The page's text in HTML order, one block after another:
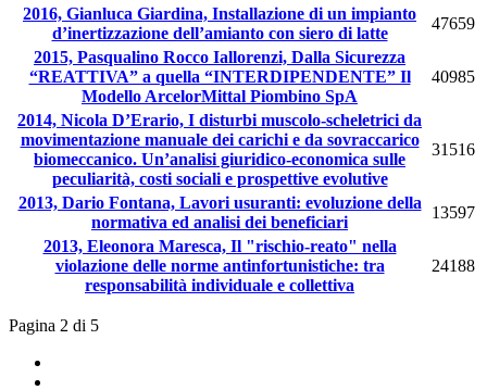
2016, Gianluca Giardina, Installazione di un impianto
d’inertizzazione dell’amianto con siero di latte
47659
2015, Pasqualino Rocco Iallorenzi, Dalla Sicurezza
“REATTIVA” a quella “INTERDIPENDENTE” Il
Modello ArcelorMittal Piombino SpA
40985
2014, Nicola D’Erario, I disturbi muscolo-scheletrici da
movimentazione manuale dei carichi e da sovraccarico
biomeccanico. Un’analisi giuridico-economica sulle
peculiarità, costi sociali e prospettive evolutive
31516
2013, Dario Fontana, Lavori usuranti: evoluzione della
normativa ed analisi dei beneficiari
13597
2013, Eleonora Maresca, Il "rischio-reato" nella
violazione delle norme antinfortunistiche: tra
responsabilità individuale e collettiva
24188
Pagina 2 di 5